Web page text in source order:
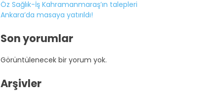
Öz Sağlık-İş Kahramanmaraş’ın talepleri
Ankara’da masaya yatırıldı!
Son yorumlar
Görüntülenecek bir yorum yok.
Arşivler